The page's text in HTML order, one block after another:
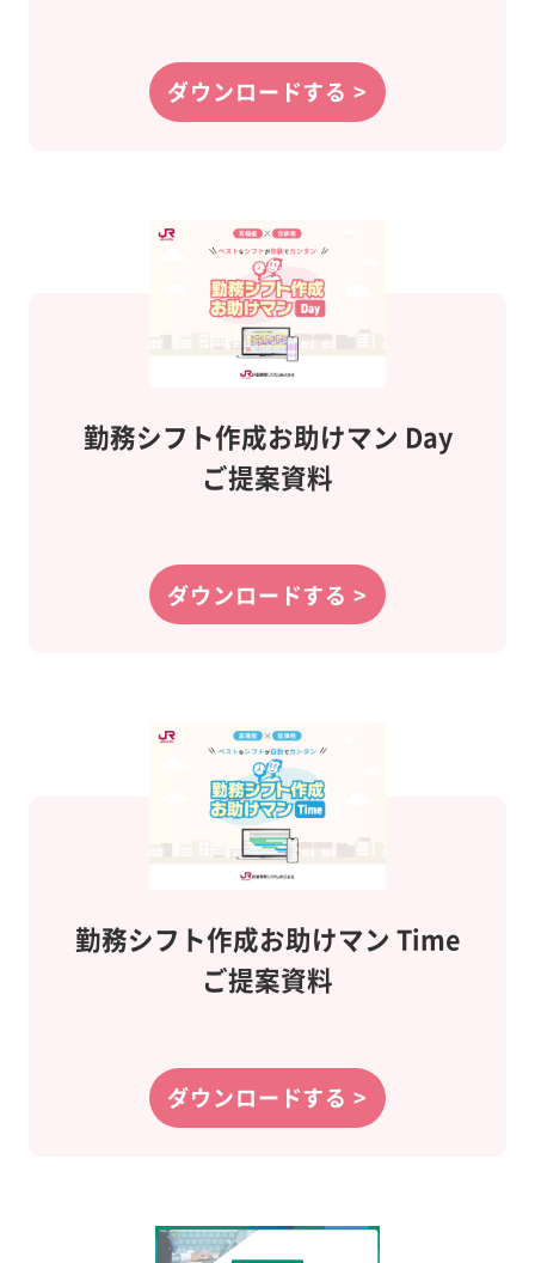
ダウンロードする >
勤務シフト作成お助けマン Day
ご提案資料
ダウンロードする >
勤務シフト作成お助けマン Time
ご提案資料
ダウンロードする >